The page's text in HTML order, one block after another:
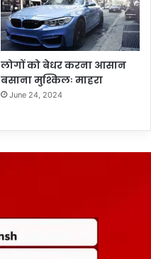
लोगों को बेधर करना आसान
बसाना मुश्किलः माहरा
June 24, 2024